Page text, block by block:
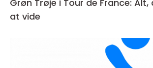
Grøn Trøje i Tour de France: Alt,
at vide